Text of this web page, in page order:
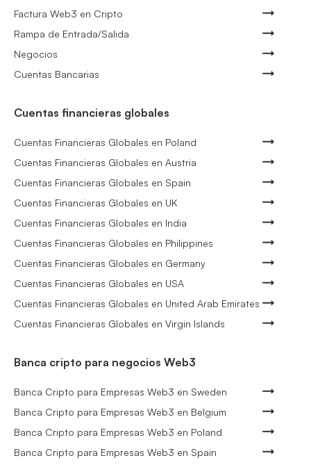
Factura Web3 en Cripto
Rampa de Entrada/Salida
Negocios
Cuentas Bancarias
Cuentas financieras globales
Cuentas Financieras Globales en Poland
Cuentas Financieras Globales en Austria
Cuentas Financieras Globales en Spain
Cuentas Financieras Globales en UK
Cuentas Financieras Globales en India
Cuentas Financieras Globales en Philippines
Cuentas Financieras Globales en Germany
Cuentas Financieras Globales en USA
Cuentas Financieras Globales en United Arab Emirates
Cuentas Financieras Globales en Virgin Islands
Banca cripto para negocios Web3
Banca Cripto para Empresas Web3 en Sweden
Banca Cripto para Empresas Web3 en Belgium
Banca Cripto para Empresas Web3 en Poland
Banca Cripto para Empresas Web3 en Spain